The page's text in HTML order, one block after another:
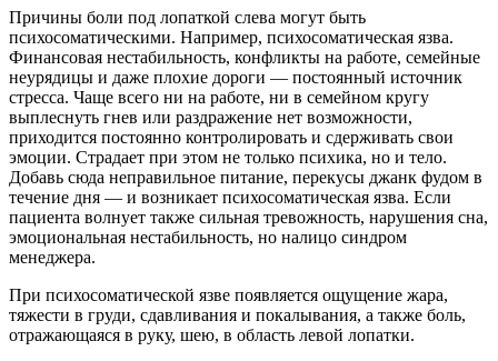
Причины боли под лопаткой слева могут быть
психосоматическими. Например, психосоматическая язва.
Финансовая нестабильность, конфликты на работе, семейные
неурядицы и даже плохие дороги — постоянный источник
стресса. Чаще всего ни на работе, ни в семейном кругу
выплеснуть гнев или раздражение нет возможности,
приходится постоянно контролировать и сдерживать свои
эмоции. Страдает при этом не только психика, но и тело.
Добавь сюда неправильное питание, перекусы джанк фудом в
течение дня — и возникает психосоматическая язва. Если
пациента волнует также сильная тревожность, нарушения сна,
эмоциональная нестабильность, но налицо синдром
менеджера.
При психосоматической язве появляется ощущение жара,
тяжести в груди, сдавливания и покалывания, а также боль,
отражающаяся в руку, шею, в область левой лопатки.